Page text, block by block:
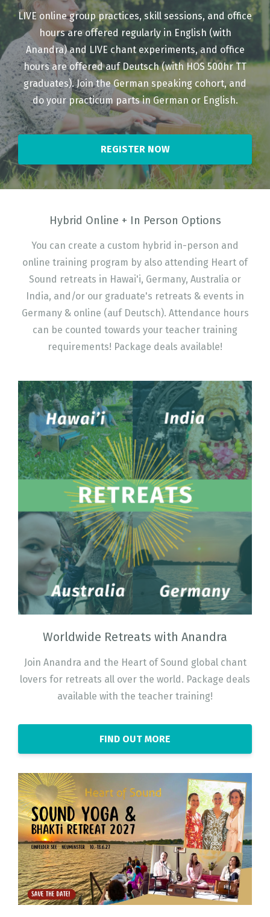
LIVE online group practices, skill sessions, and office
hours are offered regularly in English (with
Anandra) and LIVE chant experiments, and office
hours are offered auf Deutsch (with HOS 500hr TT
graduates). Join the German speaking cohort, and
do your practicum parts in German or English.
REGISTER NOW
Hybrid Online + In Person Options
You can create a custom hybrid in-person and
online training program by also attending Heart of
Sound retreats in Hawai'i, Germany, Australia or
India, and/or our graduate's retreats & events in
Germany & online (auf Deutsch). Attendance hours
can be counted towards your teacher training
requirements! Package deals available!
Worldwide Retreats with Anandra
Join Anandra and the Heart of Sound global chant
lovers for retreats all over the world. Package deals
available with the teacher training!
FIND OUT MORE